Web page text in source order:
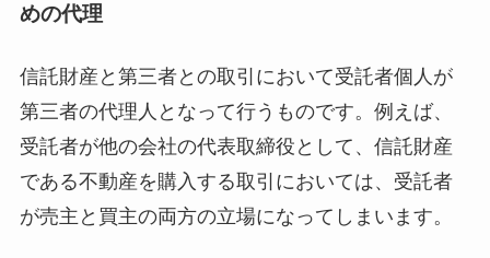
めの代理
信託財産と第三者との取引において受託者個人が
第三者の代理人となって行うものです。例えば、
受託者が他の会社の代表取締役として、信託財産
である不動産を購入する取引においては、受託者
が売主と買主の両方の立場になってしまいます。